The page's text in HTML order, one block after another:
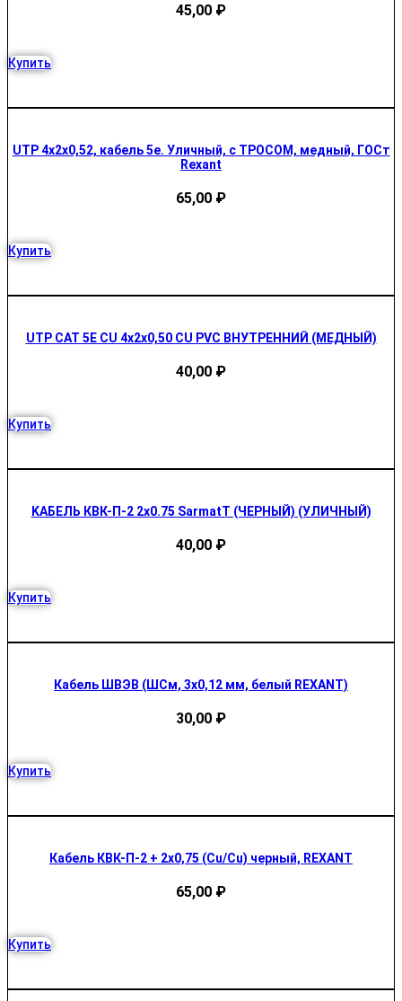
45,00 ₽
Купить
UTP 4x2x0,52, кабель 5е. Уличный, с ТРОСОМ, медный, ГОСт
Rexant
65,00 ₽
Купить
UTP CAT 5E CU 4х2х0,50 CU PVC ВНУТРЕННИЙ (МЕДНЫЙ)
40,00 ₽
Купить
KАБЕЛЬ КВК-П-2 2х0.75 SarmatT (ЧЕРНЫЙ) (УЛИЧНЫЙ)
40,00 ₽
Купить
Кабель ШВЭВ (ШСм, 3х0,12 мм, белый REXANT)
30,00 ₽
Купить
Кабель КВК-П-2 + 2х0,75 (Cu/Cu) черный, REXANT
65,00 ₽
Купить